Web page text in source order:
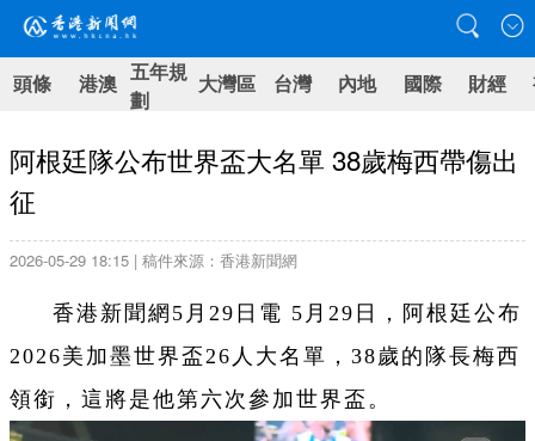
頭條 港澳 五年規
劃
大灣區 台灣 內地 國際 財經
阿根廷隊公布世界盃大名單 38歲梅西帶傷出
征
2026-05-29 18:15 | 稿件來源：香港新聞網
香港新聞網5月29日電 5月29日，阿根廷公布
2026美加墨世界盃26人大名單，38歲的隊長梅西
領銜，這將是他第六次參加世界盃。